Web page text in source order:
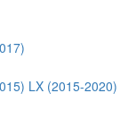
LX (2015-2020)